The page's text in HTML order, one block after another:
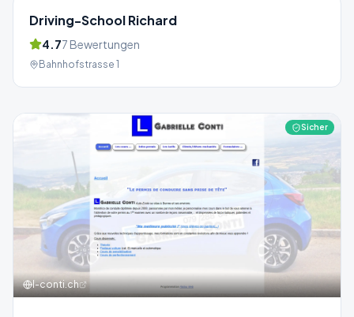
Driving-School Richard
4.77 Bewertungen
Bahnhofstrasse 1
Sicher
l-conti.ch